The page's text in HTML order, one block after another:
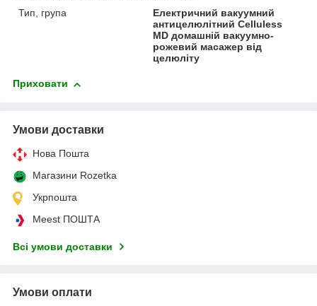
Тип, група
Електричний вакуумний
антицелюлітний Celluless
MD домашній вакуумно-
рожевий масажер від
целюліту
Приховати
Умови доставки
Нова Пошта
Магазини Rozetka
Укрпошта
Meest ПОШТА
Всі умови доставки
Умови оплати